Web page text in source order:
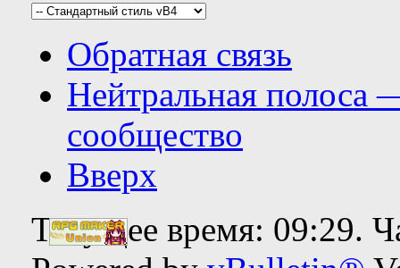
Обратная связь
Нейтральная полоса
сообщество
Вверх
Текущее время: 09:29.